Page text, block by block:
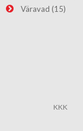
Väravad (15)
KKK